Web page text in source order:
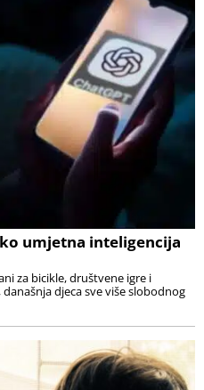
umjetna inteligencija
za bicikle, društvene igre i
djeca sve više slobodnog